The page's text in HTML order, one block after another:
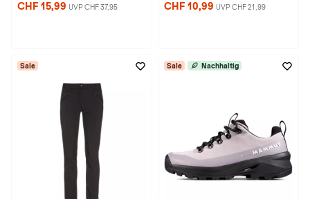
CHF 15,99 UVP CHF 37,95 CHF 10,99 UVP CHF 21,99
Sale Sale Nachhaltig